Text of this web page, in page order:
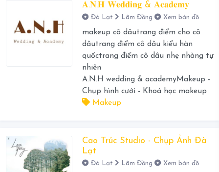
𝐀.𝐍.𝐇 𝐖𝐞𝐝𝐝𝐢𝐧𝐠 & 𝐀𝐜𝐚𝐝𝐞𝐦𝐲
Đà Lạt Lâm Đồng Xem bản đồ
makeup cô dâutrang điểm cho cô
dâutrang điểm cô dâu kiểu hàn
quốctrang điểm cô dâu nhẹ nhàng tự
nhiên
A.N.H wedding & academyMakeup -
Chụp hình cưới - Khoá học makeup
Makeup
Cao Trúc Studio - Chụp Ảnh Đà
Lạt
Đà Lạt Lâm Đồng Xem bản đồ